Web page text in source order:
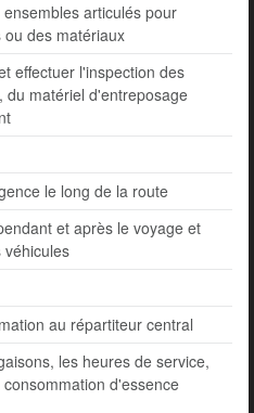
articulés pour
des matériaux
effectuer l'inspection des
du matériel d'entreposage
le long de la route
et après le voyage et
véhicules
au répartiteur central
les heures de service,
d'essence